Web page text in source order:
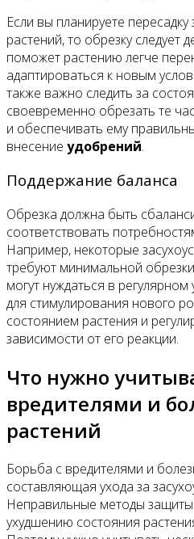
Если вы планируете
растений, то обрезку следует
поможет растению легче
адаптироваться к новым
также важно следить за
своевременно обрезать те
и обеспечивать ему
внесение удобрений.
Поддержание баланса
Обрезка должна быть
соответствовать
Например, некоторые
требуют минимальной
могут нуждаться в
для стимулирования нового
состоянием растения и
зависимости от его реакции.
Что нужно
вредителями и
растений
Борьба с вредителями и
составляющая ухода за
Неправильные методы защиты
ухудшению состояния